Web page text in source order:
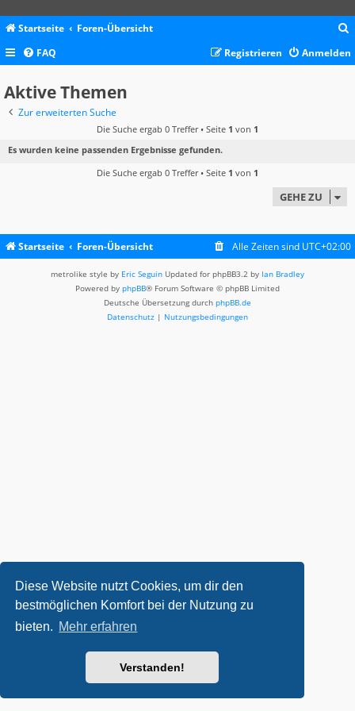
Diese Website nutzt Cookies, um dir den
bestmöglichen Komfort bei der Nutzung zu
bieten. Mehr erfahren
Verstanden!
Startseite Foren-Übersicht
c
FAQ Anmelden
Registrieren
Aktive Themen
Zur erweiterten Suche
Die Suche ergab 0 Treffer • Seite 1 von 1
Es wurden keine passenden Ergebnisse gefunden.
Die Suche ergab 0 Treffer • Seite 1 von 1
GEHE ZU
Startseite Foren-Übersicht Alle Zeiten sind UTC+02:00
metrolike style by Eric Seguin Updated for phpBB3.2 by Ian Bradley
Powered by phpBB® Forum Software © phpBB Limited
Deutsche Übersetzung durch phpBB.de
Datenschutz | Nutzungsbedingungen